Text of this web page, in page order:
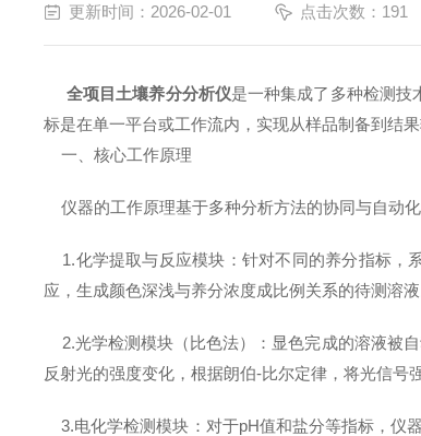
更新时间：2026-02-01 点击次数：191
全项目土壤养分分析仪是一种集成了多种检测技
标是在单一平台或工作流内，实现从样品制备到结
一、核心工作原理
仪器的工作原理基于多种分析方法的协同与自动
1.化学提取与反应模块：针对不同的养分指标，
应，生成颜色深浅与养分浓度成比例关系的待测溶液
2.光学检测模块（比色法）：显色完成的溶液被
反射光的强度变化，根据朗伯-比尔定律，将光信号
3.电化学检测模块：对于pH值和盐分等指标，仪